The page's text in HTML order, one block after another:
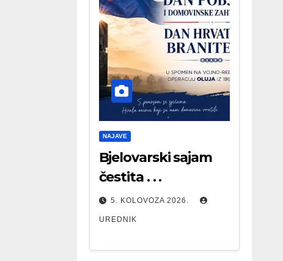
NAJAVE
Bjelovarski sajam
čestita . . .
5. KOLOVOZA 2026.
UREDNIK